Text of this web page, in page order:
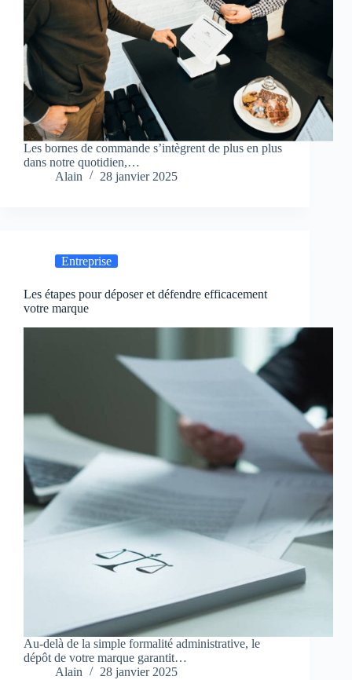
Les bornes de commande s’intègrent de plus en plus
dans notre quotidien,…
Alain
28 janvier 2025
Entreprise
Les étapes pour déposer et défendre efficacement
votre marque
Au-delà de la simple formalité administrative, le
dépôt de votre marque garantit…
Alain
28 janvier 2025